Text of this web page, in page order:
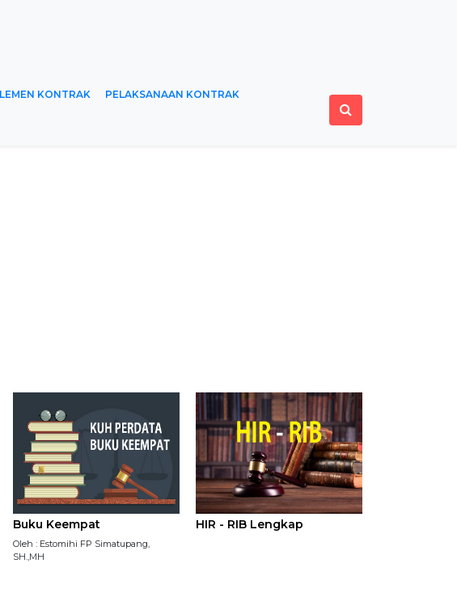
KONTRAK PELAKSANAAN KONTRAK
Buku Keempat
Oleh : Estomihi FP Simatupang,
SH.,MH
HIR - RIB Lengkap